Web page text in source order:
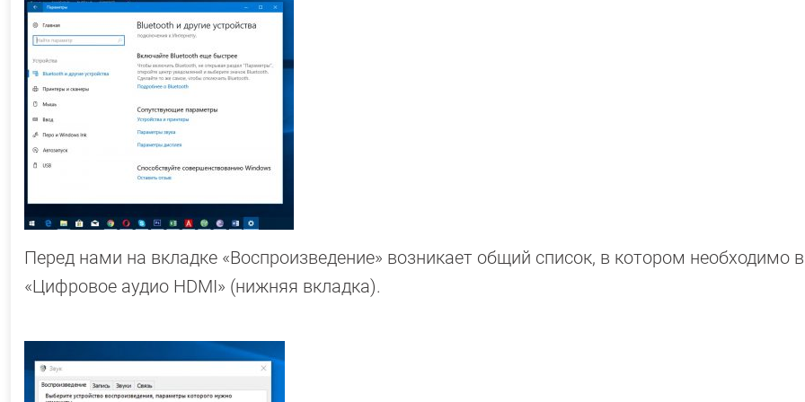
Перед нами на вкладке «Воспроизведение» возникает общий список, в котором необходимо
«Цифровое аудио HDMI» (нижняя вкладка).